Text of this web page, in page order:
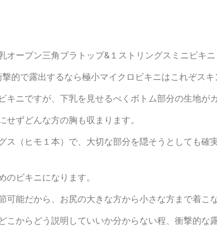
オープン三角ブラトップ&１ストリングスミニビキニ
的で露出するなら極小マイクロビキニはこれぞスキ
ニですが、下乳を見せるべくボトム部分の生地が
ずどんな方の胸も収まります。
ス（ヒモ１本）で、大切な部分を隠そうとしても確
ビキニになります。
可能だから、お尻の大きな方から小さな方まで着こ
からどう説明していいか分からない程、衝撃的な